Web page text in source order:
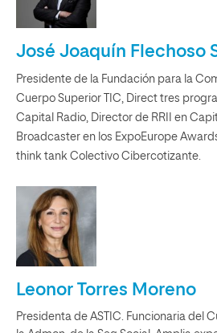
José Joaquín Flechoso
Presidente de la Fundación para la
Cuerpo Superior TIC, Direct tres
Capital Radio, Director de RRII en
Broadcaster en los ExpoEurope
think tank Colectivo Cibercotizante.
Leonor Torres Moreno
Presidenta de ASTIC. Funcionaria del